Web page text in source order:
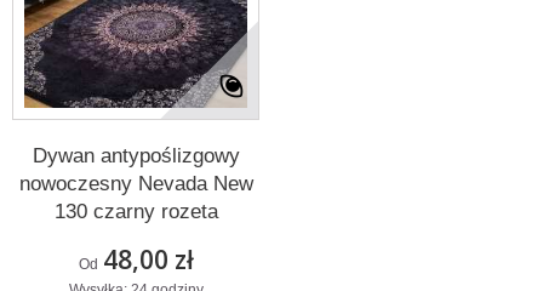
Dywan antypoślizgowy
nowoczesny Nevada New
130 czarny rozeta
Od 48,00 zł